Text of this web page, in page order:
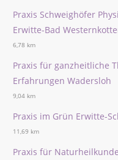
Praxis Schweighöfer
Erwitte-Bad
6,78 km
Praxis für ganzheitliche
Erfahrungen Wadersloh
9,04 km
Praxis im Grün Erwitte-
11,69 km
Praxis für Naturheilkunde